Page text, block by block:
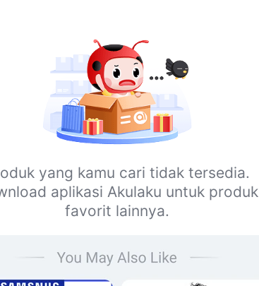
yang kamu cari tidak tersedia.
aplikasi Akulaku untuk produk
favorit lainnya.